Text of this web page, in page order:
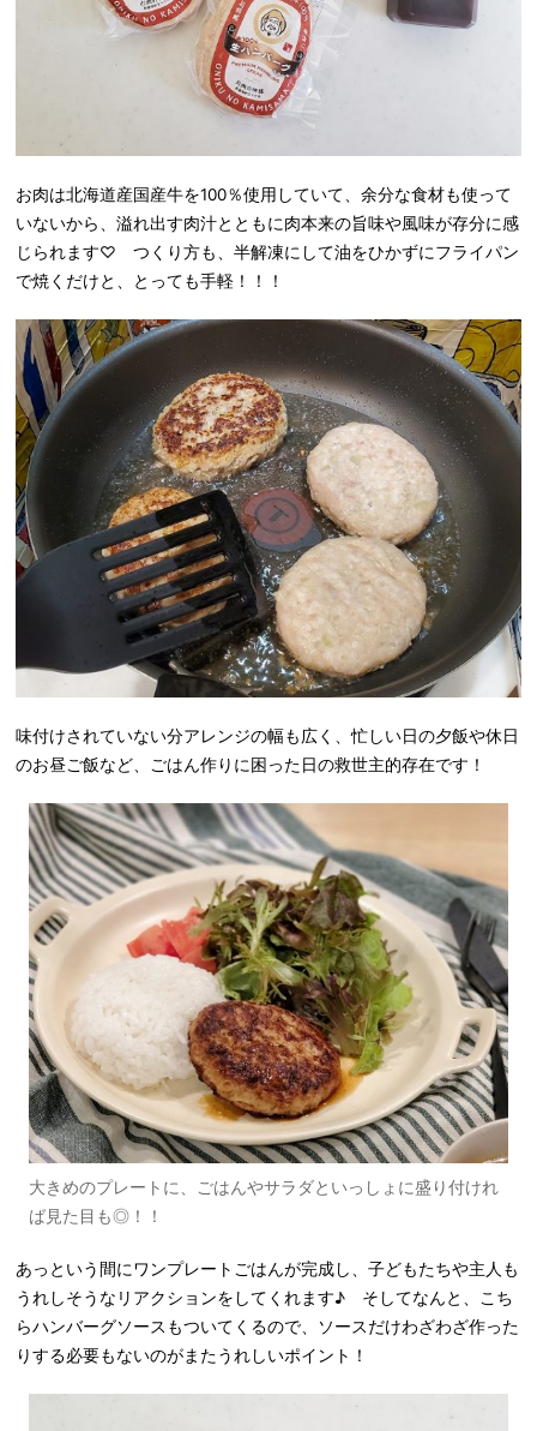
お肉は北海道産国産牛を100％使用していて、余分な食材も使って
いないから、溢れ出す肉汁とともに肉本来の旨味や風味が存分に感
じられます♡ つくり方も、半解凍にして油をひかずにフライパン
で焼くだけと、とっても手軽！！！
味付けされていない分アレンジの幅も広く、忙しい日の夕飯や休日
のお昼ご飯など、ごはん作りに困った日の救世主的存在です！
大きめのプレートに、ごはんやサラダといっしょに盛り付けれ
ば見た目も◎！！
あっという間にワンプレートごはんが完成し、子どもたちや主人も
うれしそうなリアクションをしてくれます♪ そしてなんと、こち
らハンバーグソースもついてくるので、ソースだけわざわざ作った
りする必要もないのがまたうれしいポイント！